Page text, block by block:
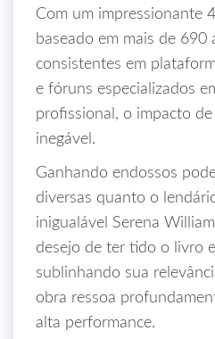
Com um impressionante
baseado em mais de 690
consistentes em
e fóruns especializados
profissional, o impacto de
inegável.
Ganhando endossos
diversas quanto o
inigualável Serena
desejo de ter tido o livro
sublinhando sua
obra ressoa
alta performance.